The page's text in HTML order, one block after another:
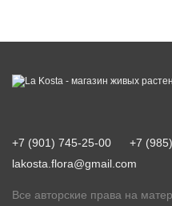
+7 (901) 745-25-00
+7
lakosta.flora@gmail.com
Все авторские права на